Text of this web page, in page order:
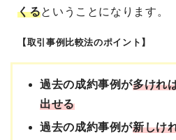
くるということになります。
【取引事例比較法のポイント】
過去の成約事例が多けれ
出せる
過去の成約事例が新しけ